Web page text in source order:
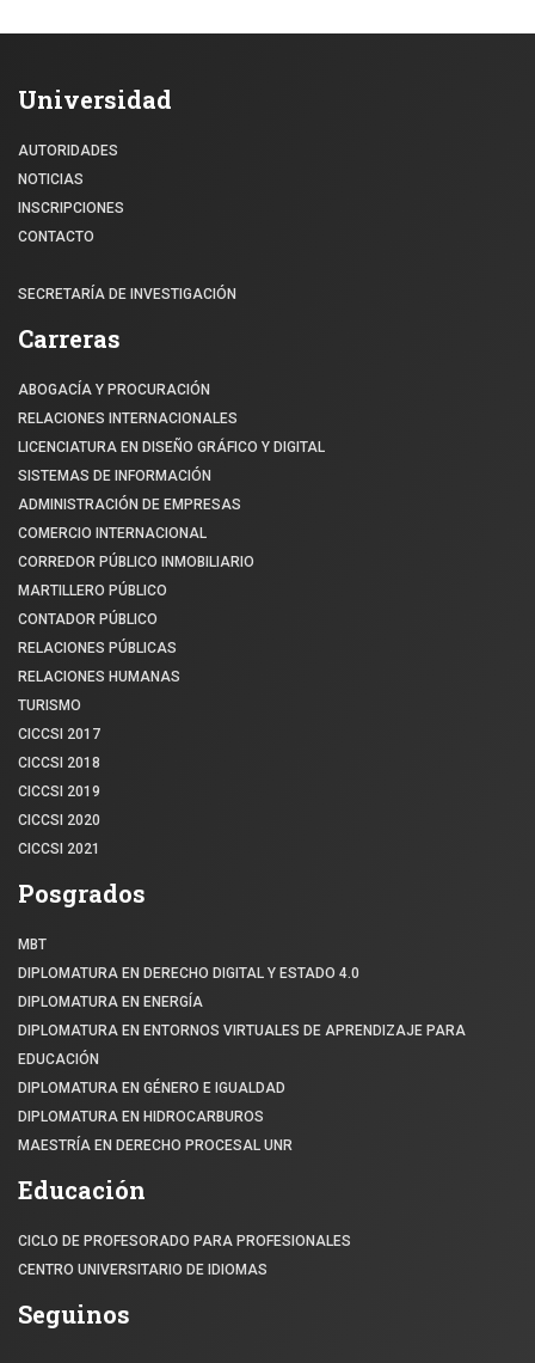
Universidad
AUTORIDADES
NOTICIAS
INSCRIPCIONES
CONTACTO
SECRETARÍA DE INVESTIGACIÓN
Carreras
ABOGACÍA Y PROCURACIÓN
RELACIONES INTERNACIONALES
LICENCIATURA EN DISEÑO GRÁFICO Y DIGITAL
SISTEMAS DE INFORMACIÓN
ADMINISTRACIÓN DE EMPRESAS
COMERCIO INTERNACIONAL
CORREDOR PÚBLICO INMOBILIARIO
MARTILLERO PÚBLICO
CONTADOR PÚBLICO
RELACIONES PÚBLICAS
RELACIONES HUMANAS
TURISMO
CICCSI 2017
CICCSI 2018
CICCSI 2019
CICCSI 2020
CICCSI 2021
Posgrados
MBT
DIPLOMATURA EN DERECHO DIGITAL Y ESTADO 4.0
DIPLOMATURA EN ENERGÍA
DIPLOMATURA EN ENTORNOS VIRTUALES DE APRENDIZAJE PARA
EDUCACIÓN
DIPLOMATURA EN GÉNERO E IGUALDAD
DIPLOMATURA EN HIDROCARBUROS
MAESTRÍA EN DERECHO PROCESAL UNR
Educación
CICLO DE PROFESORADO PARA PROFESIONALES
CENTRO UNIVERSITARIO DE IDIOMAS
Seguinos